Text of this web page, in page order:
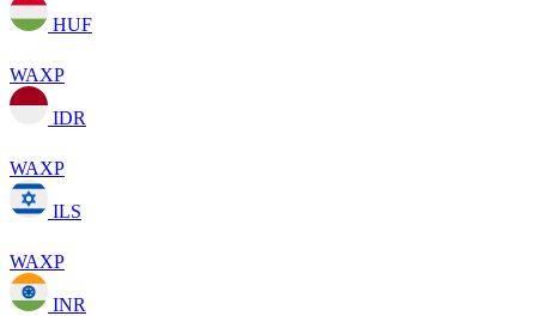
HUF
WAXP
IDR
WAXP
ILS
WAXP
INR